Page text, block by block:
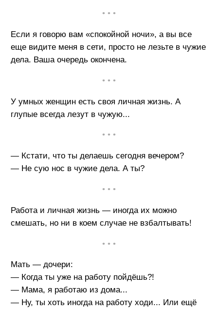
• • •
Если я говорю вам «спокойной ночи», а вы все
еще видите меня в сети, просто не лезьте в чужие
дела. Ваша очередь окончена.
• • •
У умных женщин есть своя личная жизнь. А
глупые всегда лезут в чужую...
• • •
— Кстати, что ты делаешь сегодня вечером?
— Не сую нос в чужие дела. А ты?
• • •
Работа и личная жизнь — иногда их можно
смешать, но ни в коем случае не взбалтывать!
• • •
Мать — дочери:
— Когда ты уже на работу пойдёшь?!
— Мама, я работаю из дома...
— Ну, ты хоть иногда на работу ходи... Или ещё